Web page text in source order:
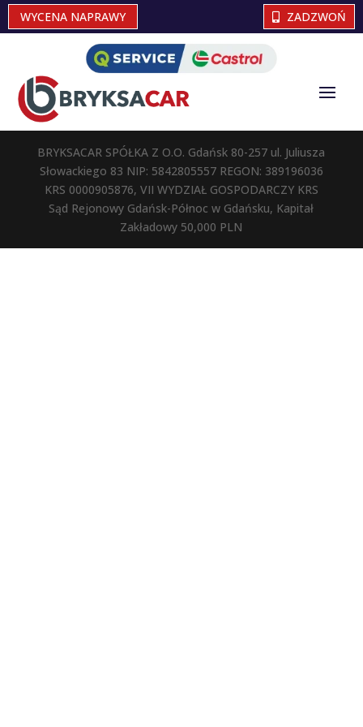
WYCENA NAPRAWY ZADZWOŃ
BRYKSACAR SPÓŁKA Z O.O. Gdańsk 80-257 ul. Juliusza
Słowackiego 83 NIP: 5842805557 REGON: 389196036
KRS 0000905876, VII WYDZIAŁ GOSPODARCZY KRS
Sąd Rejonowy Gdańsk-Północ w Gdańsku, Kapitał
Zakładowy 50,000 PLN